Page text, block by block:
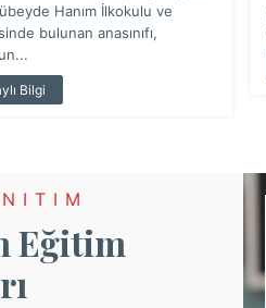
Hanım İlkokulu ve
bulunan anasınıfı,
Bilgi
Eğitim